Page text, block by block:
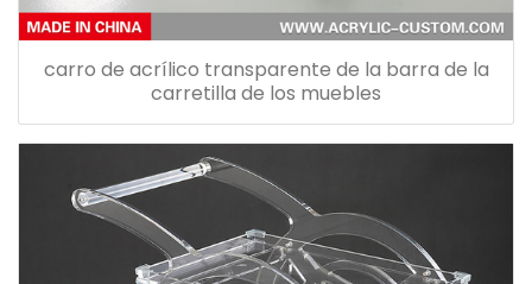
carro de acrílico transparente de la barra de la
carretilla de los muebles